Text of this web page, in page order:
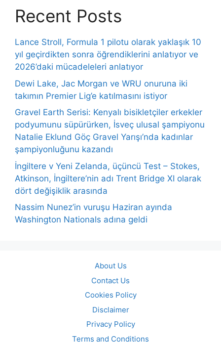
Recent Posts
Lance Stroll, Formula 1 pilotu olarak yaklaşık 10
yıl geçirdikten sonra öğrendiklerini anlatıyor ve
2026’daki mücadeleleri anlatıyor
Dewi Lake, Jac Morgan ve WRU onuruna iki
takımın Premier Lig’e katılmasını istiyor
Gravel Earth Serisi: Kenyalı bisikletçiler erkekler
podyumunu süpürürken, İsveç ulusal şampiyonu
Natalie Eklund Göç Gravel Yarışı’nda kadınlar
şampiyonluğunu kazandı
İngiltere v Yeni Zelanda, üçüncü Test – Stokes,
Atkinson, İngiltere’nin adı Trent Bridge XI olarak
dört değişiklik arasında
Nassim Nunez’in vuruşu Haziran ayında
Washington Nationals adına geldi
About Us
Contact Us
Cookies Policy
Disclaimer
Privacy Policy
Terms and Conditions